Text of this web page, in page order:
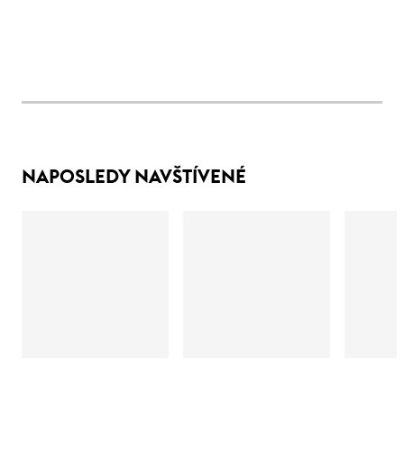
NAPOSLEDY NAVŠTÍVENÉ